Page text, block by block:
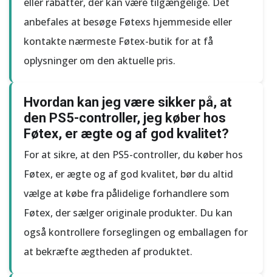
anbefales at besøge Føtexs hjemmeside eller
kontakte nærmeste Føtex-butik for at få
oplysninger om den aktuelle pris.
Hvordan kan jeg være sikker på, at
den PS5-controller, jeg køber hos
Føtex, er ægte og af god kvalitet?
For at sikre, at den PS5-controller, du køber hos
Føtex, er ægte og af god kvalitet, bør du altid
vælge at købe fra pålidelige forhandlere som
Føtex, der sælger originale produkter. Du kan
også kontrollere forseglingen og emballagen for
at bekræfte ægtheden af produktet.